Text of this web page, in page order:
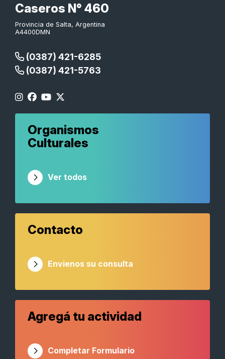
Caseros N° 460
Provincia de Salta, Argentina
A4400DMN
(0387) 421-6285
(0387) 421-5763
Organismos
Culturales
Ver todos
Contacto
Envienos su consulta
Agregá tu actividad
Completar Formulario